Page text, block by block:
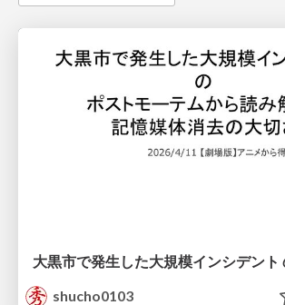
shucho0103